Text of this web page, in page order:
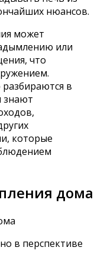
нюансов.
может
или
что
в
знают
которые
дома
в перспективе